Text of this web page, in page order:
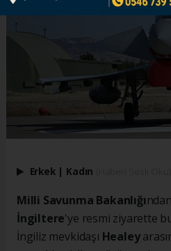
Erkek | Kadın
Milli Savunma Bakanlığı
İngiltere'ye resmi ziyarette
İngiliz mevkidaşı Healey